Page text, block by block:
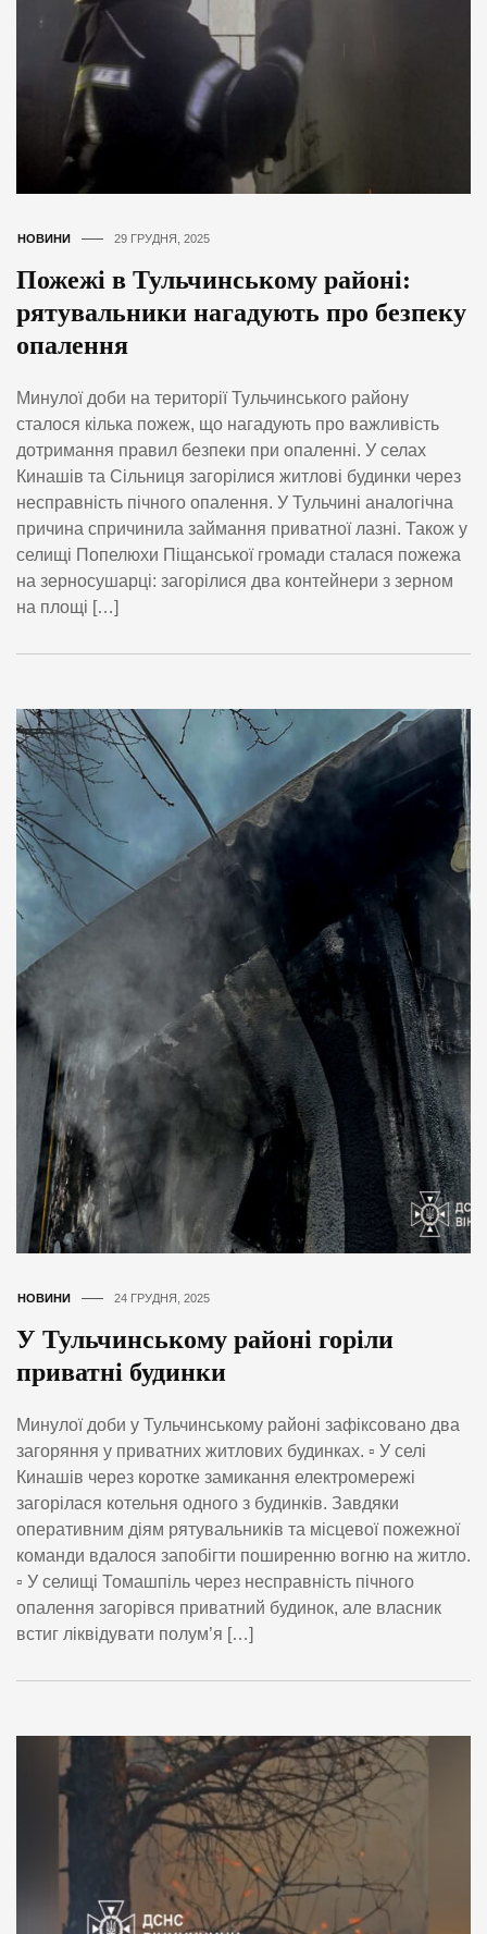
НОВИНИ 29 ГРУДНЯ, 2025
Пожежі в Тульчинському районі:
рятувальники нагадують про безпеку
опалення
Минулої доби на території Тульчинського району
сталося кілька пожеж, що нагадують про важливість
дотримання правил безпеки при опаленні. У селах
Кинашів та Сільниця загорілися житлові будинки через
несправність пічного опалення. У Тульчині аналогічна
причина спричинила займання приватної лазні. Також у
селищі Попелюхи Піщанської громади сталася пожежа
на зерносушарці: загорілися два контейнери з зерном
на площі […]
НОВИНИ 24 ГРУДНЯ, 2025
У Тульчинському районі горіли
приватні будинки
Минулої доби у Тульчинському районі зафіксовано два
загоряння у приватних житлових будинках. ▫️ У селі
Кинашів через коротке замикання електромережі
загорілася котельня одного з будинків. Завдяки
оперативним діям рятувальників та місцевої пожежної
команди вдалося запобігти поширенню вогню на житло.
▫️ У селищі Томашпіль через несправність пічного
опалення загорівся приватний будинок, але власник
встиг ліквідувати полум’я […]